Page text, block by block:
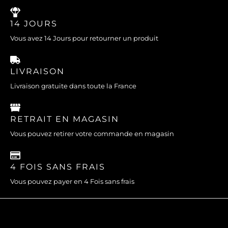
14 JOURS
Vous avez 14 Jours pour retourner un produit
LIVRAISON
Livraison gratuite dans toute la France
RETRAIT EN MAGASIN
Vous pouvez retirer votre commande en magasin
4 FOIS SANS FRAIS
Vous pouvez payer en 4 Fois sans frais